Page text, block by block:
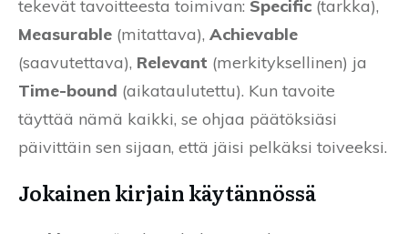
tekevät tavoitteesta toimivan: Specific (tarkka),
Measurable (mitattava), Achievable
(saavutettava), Relevant (merkityksellinen) ja
Time-bound (aikataulutettu). Kun tavoite
täyttää nämä kaikki, se ohjaa päätöksiäsi
päivittäin sen sijaan, että jäisi pelkäksi toiveeksi.
Jokainen kirjain käytännössä